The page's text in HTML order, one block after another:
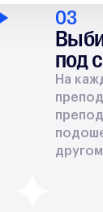
03
под
На